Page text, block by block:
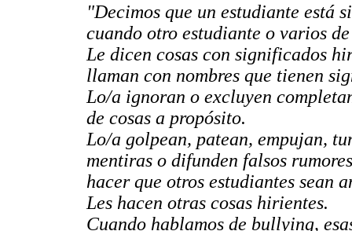
"Decimos que un estudiante está
cuando otro estudiante o varios
Le dicen cosas con significados
llaman con nombres que tienen
Lo/a ignoran o excluyen
de cosas a propósito.
Lo/a golpean, patean, empujan,
mentiras o difunden falsos
hacer que otros estudiantes sean
Les hacen otras cosas hirientes.
Cuando hablamos de bullying,